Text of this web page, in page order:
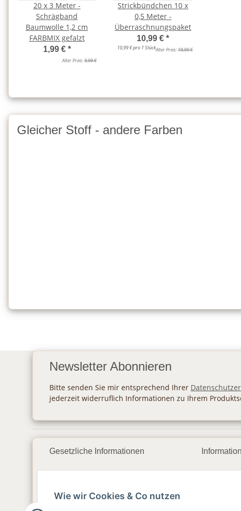
20 x 3 Meter -
Schrägband
Baumwolle 1,2 cm
FARBMIX gefalzt
1,99 € *
Alter Preis:9,99 €
Strickbündchen 10 x
0,5 Meter -
Überraschnungspaket
10,99 €*
10,99 € pro 1 StückAlter Preis:19,99 €
Gleicher Stoff - andere Farben
Newsletter Abonnieren
Bitte senden Sie mir entsprechend Ihrer
jederzeit widerruflich Informationen zu Ihrem
Gesetzliche Informationen
AGB
Wie wir Cookies & Co nutzen